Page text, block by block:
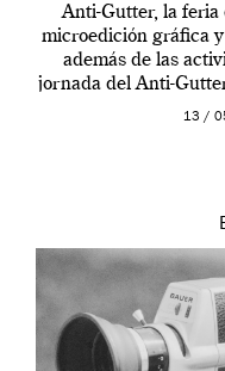
Anti-Gutter, la feria
microedición gráfica
además de las
jornada del Anti-
13 /